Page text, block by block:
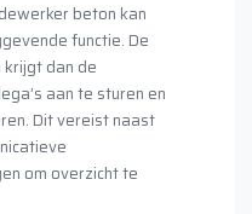
beton kan
functie. De
dan de
aan te sturen en
Dit vereist naast
om overzicht te